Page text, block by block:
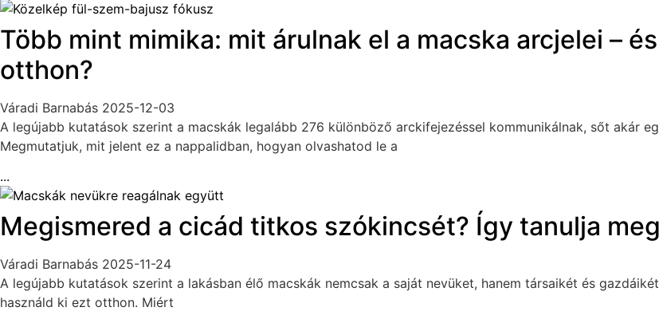
Több mint mimika: mit árulnak el a macska arcjelei –
otthon?
Váradi Barnabás 2025-12-03
A legújabb kutatások szerint a macskák legalább 276 különböző arckifejezéssel kommunikálnak, sőt akár
Megmutatjuk, mit jelent ez a nappalidban, hogyan olvashatod le a
...
Megismered a cicád titkos szókincsét? Így tanulja
Váradi Barnabás 2025-11-24
A legújabb kutatások szerint a lakásban élő macskák nemcsak a saját nevüket, hanem társaikét és
használd ki ezt otthon. Miért